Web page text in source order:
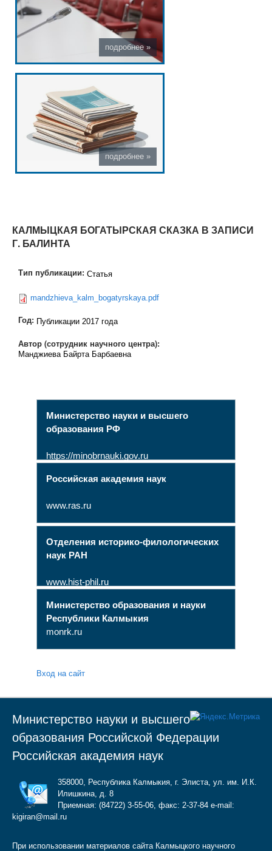
КАЛМЫЦКАЯ БОГАТЫРСКАЯ СКАЗКА В ЗАПИСИ
Г. БАЛИНТА
Тип публикации: Статья
mandzhieva_kalm_bogatyrskaya.pdf
Год: Публикации 2017 года
Автор (сотрудник научного центра):
Манджиева Байрта Барбаевна
Министерство науки и высшего
образования РФ
https://minobrnauki.gov.ru
Российская академия наук
www.ras.ru
Отделения историко-филологических
наук РАН
www.hist-phil.ru
Министерство образования и науки
Республики Калмыкия
monrk.ru
Вход на сайт
Министерство науки и высшего
образования Российской Федерации
Российская академия наук
358000, Республика Калмыкия, г. Элиста, ул. им. И.К.
Илишкина, д. 8
Приемная: (84722) 3-55-06, факс: 2-37-84 e-mail:
kigiran@mail.ru
При использовании материалов сайта Калмыцкого научного